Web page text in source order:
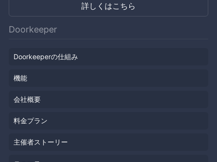
詳しくはこちら
Doorkeeper
Doorkeeperの仕組み
機能
会社概要
料金プラン
主催者ストーリー